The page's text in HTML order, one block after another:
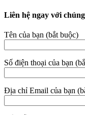
Liên hệ ngay với
Tên của bạn (bắt buộc)
Số điện thoại của bạn
Địa chỉ Email của bạn